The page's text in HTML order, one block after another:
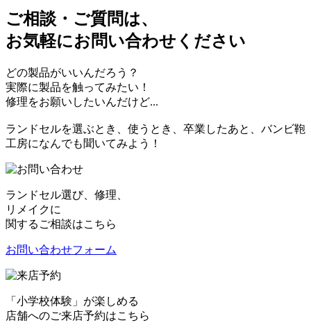
ご相談・ご質問は、
お気軽にお問い合わせください
どの製品がいいんだろう？
実際に製品を触ってみたい！
修理をお願いしたいんだけど...
ランドセルを選ぶとき、使うとき、卒業したあと、バンビ鞄
工房になんでも聞いてみよう！
ランドセル選び、修理、
リメイクに
関するご相談はこちら
お問い合わせフォーム
「小学校体験」が楽しめる
店舗へのご来店予約はこちら